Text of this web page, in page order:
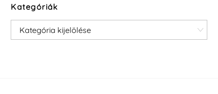
Kategóriák
Kategóriák